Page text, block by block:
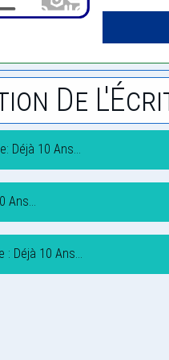
De
Déjà 10 Ans…
Ans…
: Déjà 10 Ans…